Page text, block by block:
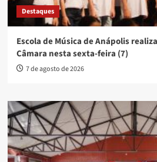
Destaques
Escola de Música de Anápolis
Câmara nesta sexta-feira (7)
7 de agosto de 2026